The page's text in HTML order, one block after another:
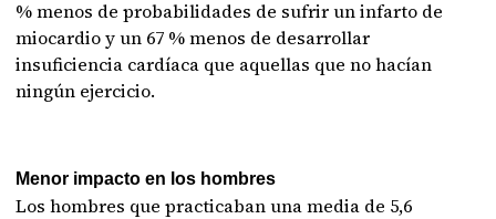
% menos de probabilidades de sufrir un infarto de
miocardio y un 67 % menos de desarrollar
insuficiencia cardíaca que aquellas que no hacían
ningún ejercicio.
Menor impacto en los hombres
Los hombres que practicaban una media de 5,6